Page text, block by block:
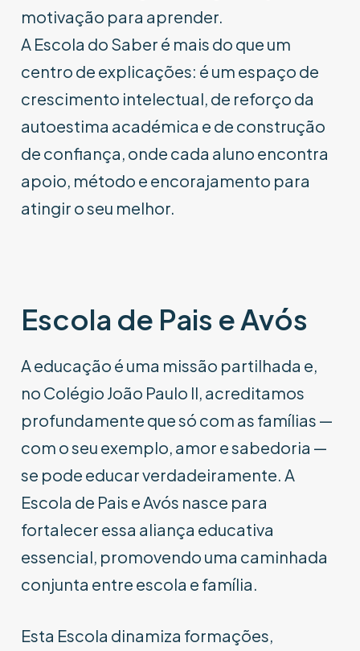
motivação para aprender.
A Escola do Saber é mais do que um
centro de explicações: é um espaço de
crescimento intelectual, de reforço da
autoestima académica e de construção
de confiança, onde cada aluno encontra
apoio, método e encorajamento para
atingir o seu melhor.
Escola de Pais e Avós
A educação é uma missão partilhada e,
no Colégio João Paulo II, acreditamos
profundamente que só com as famílias —
com o seu exemplo, amor e sabedoria —
se pode educar verdadeiramente. A
Escola de Pais e Avós nasce para
fortalecer essa aliança educativa
essencial, promovendo uma caminhada
conjunta entre escola e família.
Esta Escola dinamiza formações,